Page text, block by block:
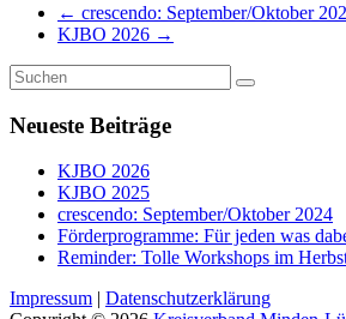
← crescendo: September/Oktober
KJBO 2026 →
Neueste Beiträge
KJBO 2026
KJBO 2025
crescendo: September/Oktober 2024
Förderprogramme: Für jeden was
Reminder: Tolle Workshops im
Impressum | Datenschutzerklärung